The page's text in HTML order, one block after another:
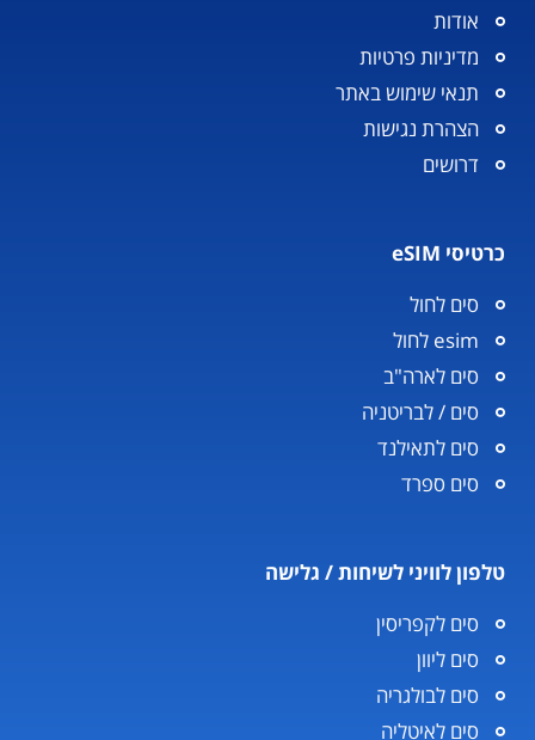
אודות
מדיניות פרטיות
תנאי שימוש באתר
הצהרת נגישות
דרושים
כרטיסי eSIM
סים לחול
esim לחול
סים לארה"ב
סים / לבריטניה
סים לתאילנד
סים ספרד
טלפון לוויני לשיחות / גלישה
סים לקפריסין
סים ליוון
סים לבולגריה
סים לאיטליה